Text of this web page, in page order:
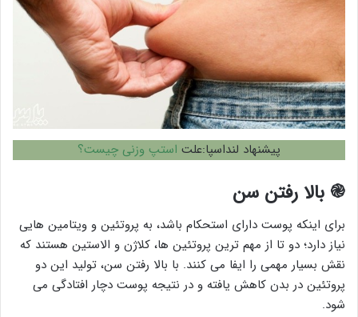
پیشنهاد لنداسپا:علت استپ وزنی چیست؟
֎ بالا رفتن سن
برای اینکه پوست دارای استحکام باشد، به پروتئین و ویتامین هایی
نیاز دارد؛ دو تا از مهم ترین پروتئین ها، کلاژن و الاستین هستند که
نقش بسیار مهمی را ایفا می کنند. با بالا رفتن سن، تولید این دو
پروتئین در بدن کاهش یافته و در نتیجه پوست دچار افتادگی می
شود.